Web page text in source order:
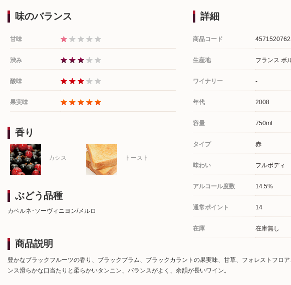
詳細
商品コード
生産地 フランス ボ
ワイナリー -
年代 2008
容量 750ml
タイプ 赤
味わい フルボディ
アルコール度数 14.5%
通常ポイント 14
在庫 在庫無し
味のバランス
甘味
渋み
酸味
果実味
香り
カシス トースト
ぶどう品種
カベルネ･ソーヴィニヨン/メルロ
商品説明
豊かなブラックフルーツの香り、ブラックプラム、ブラックカラントの果実味、甘草、フォレストフロ
ンス滑らかな口当たりと柔らかいタンニン、バランスがよく、余韻が長いワイン。